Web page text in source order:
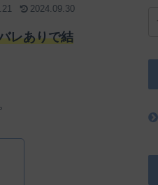
2024.09.30
レありで結